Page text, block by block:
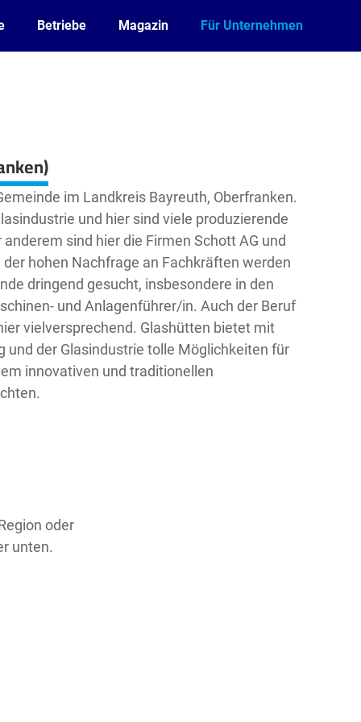
Betriebe Magazin Für Unternehmen
im Landkreis Bayreuth, Oberfranken.
und hier sind viele produzierende
sind hier die Firmen Schott AG und
hohen Nachfrage an Fachkräften werden
dringend gesucht, insbesondere in den
und Anlagenführer/in. Auch der Beruf
vielversprechend. Glashütten bietet mit
und der Glasindustrie tolle Möglichkeiten für
innovativen und traditionellen
oder
unten.